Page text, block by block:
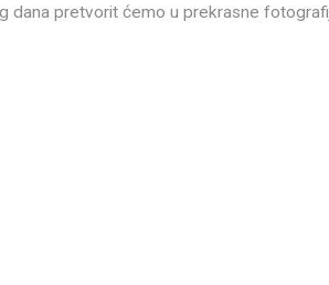
dana pretvorit ćemo u prekrasne